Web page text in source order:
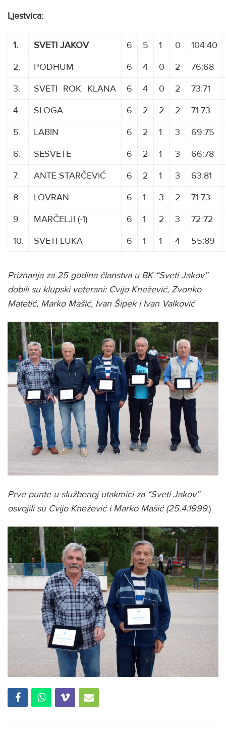
Ljestvica:
1. SVETI JAKOV 6 5 1 0
104:40
2.
PODHUM 6 4 0 2
76:68
3.
SVETI ROKG KLANA 6 4 0 2
73:71
4.
SLOGA 6 2 2 2
71:73
5.
LABIN 6 2 1 3
69:75
6.
SESVETE 6 2 1 3
66:78
7.
ANTE STARČEVIĆ 6 2 1 3
63:81
8.
LOVRAN 6 1 3 2
71:73
9.
MARČELJI (-1) 6 1 2 3
72:72
10.
SVETI LUKA 6 1 1 4 55:89
Priznanja za 25 godina članstva u BK “Sveti Jakov”
dobili su klupski veterani: Cvijo Knežević, Zvonko
Matetić, Marko Mašić, Ivan Šipek i Ivan Valković
Prve punte u službenoj utakmici za “Sveti Jakov”
osvojili su Cvijo Knežević i Marko Mašić (25.4.1999.)